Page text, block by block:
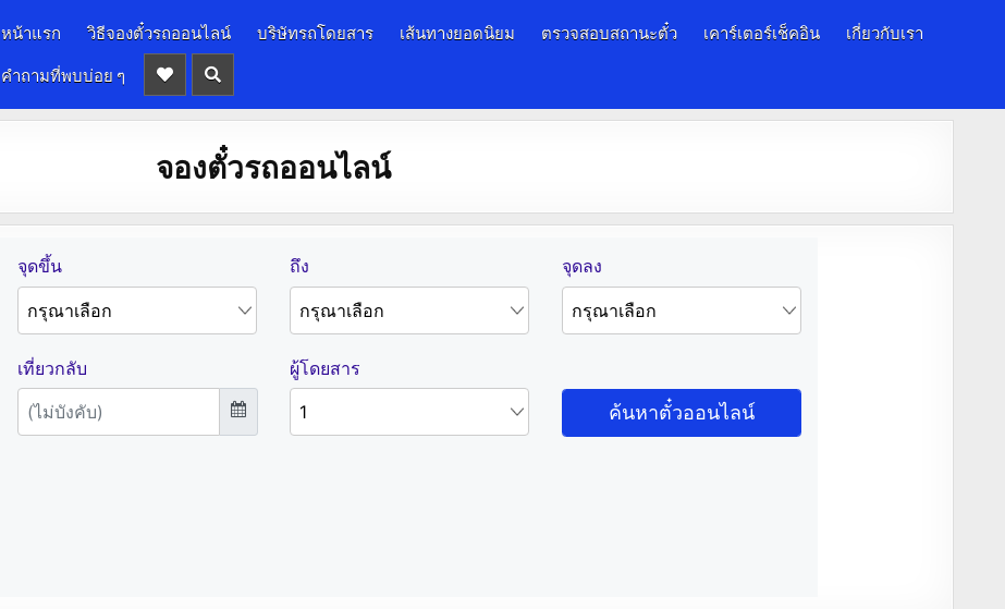
หน้าแรก วิธีจองตั๋วรถออนไลน์ บริษัทรถโดยสาร เส้นทางยอดนิยม ตรวจสอบสถานะตั๋ว เคาร์เตอร์เช็คอิน
เกี่ยวกับเรา
คำถามที่พบบ่อย ๆ
จองตั๋วรถออนไลน์